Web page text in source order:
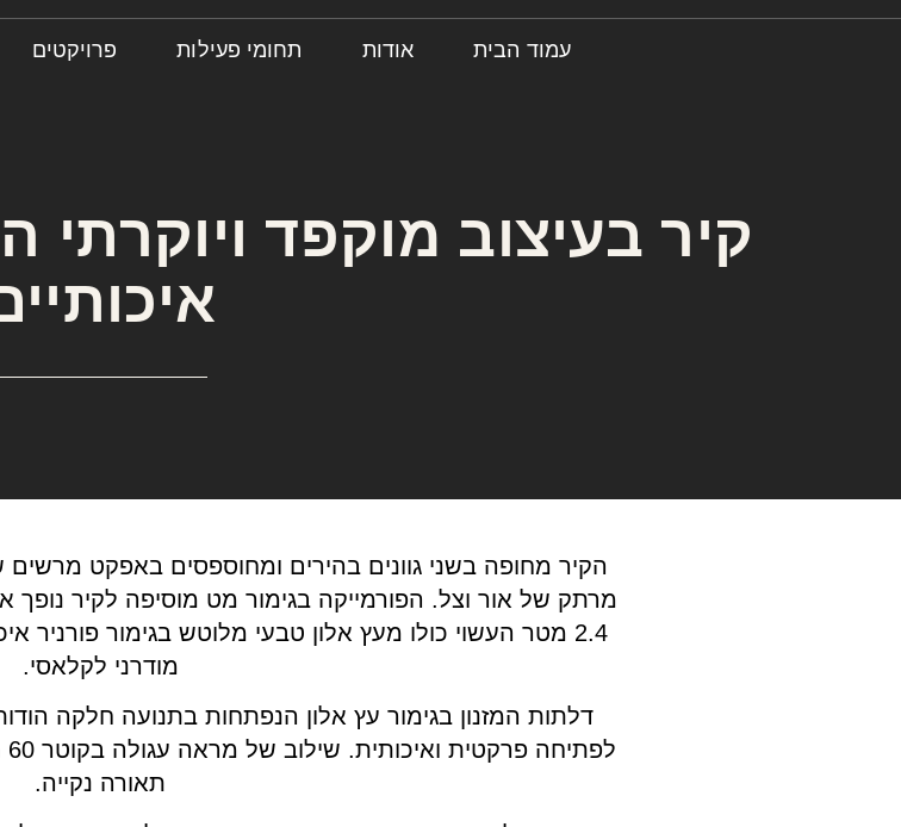
עמוד הבית אודות תחומי פעילות פרויקטים
קיר בעיצוב מוקפד ויוקרתי
מרתק של אור וצל. הפורמייקה בגימור מט מוסיפה לקיר נופך
2.4 מטר העשוי כולו מעץ אלון טבעי מלוטש בגימור פורניר
מודרני לקלאסי.
דלתות המזנון בגימור עץ אלון הנפתחות בתנועה חלקה
תאורה נקייה.